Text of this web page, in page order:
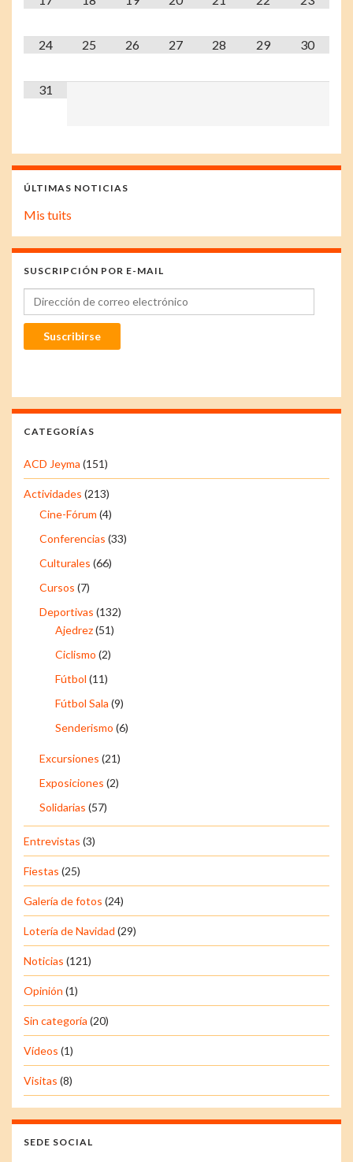
24 25 26 27 28 29 30
31
ÚLTIMAS NOTICIAS
Mis tuits
SUSCRIPCIÓN POR E-MAIL
Dirección de correo electrónico
Suscribirse
CATEGORÍAS
ACD Jeyma (151)
Actividades (213)
Cine-Fórum (4)
Conferencias (33)
Culturales (66)
Cursos (7)
Deportivas (132)
Ajedrez(51)
Ciclismo (2)
Fútbol (11)
Fútbol Sala (9)
Senderismo (6)
Excursiones (21)
Exposiciones (2)
Solidarias (57)
Entrevistas (3)
Fiestas (25)
Galería de fotos (24)
Lotería de Navidad (29)
Noticias (121)
Opinión (1)
Sin categoría (20)
Vídeos (1)
Visitas (8)
SEDE SOCIAL